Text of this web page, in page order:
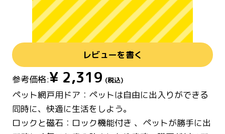
レビューを書く
参考価格:¥ 2,319 (税込)
ペット網戸用ドア：ペットは自由に出入りができる
同時に、快適に生活をしよう。
ロックと磁石：ロック機能付き 、ペットが勝手に出